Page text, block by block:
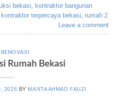
bekasi
kontraktor bangunan
kontraktor terpercaya bekasi
rumah 2
Leave a comment
RENOVASI
Rumah Bekasi
2026 BY MANTA AHMAD FAUZI